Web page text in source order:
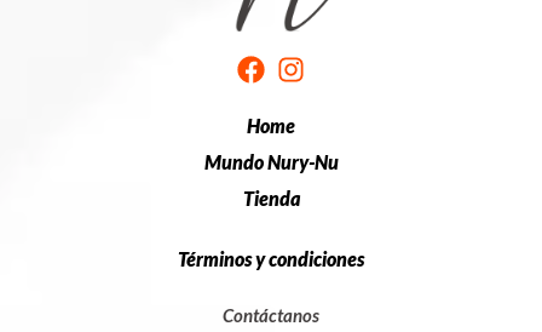
Home
Mundo Nury-Nu
Tienda
Términos y condiciones
Contáctanos